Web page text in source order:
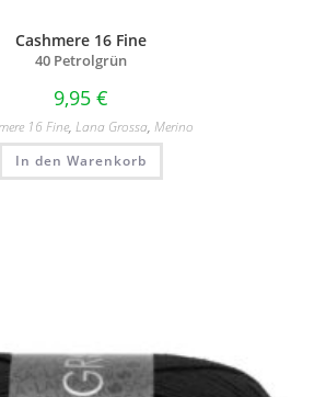
Cashmere 16 Fine
40 Petrolgrün
9,95 €
16 Fine, Lana Grossa, Merino
In den Warenkorb